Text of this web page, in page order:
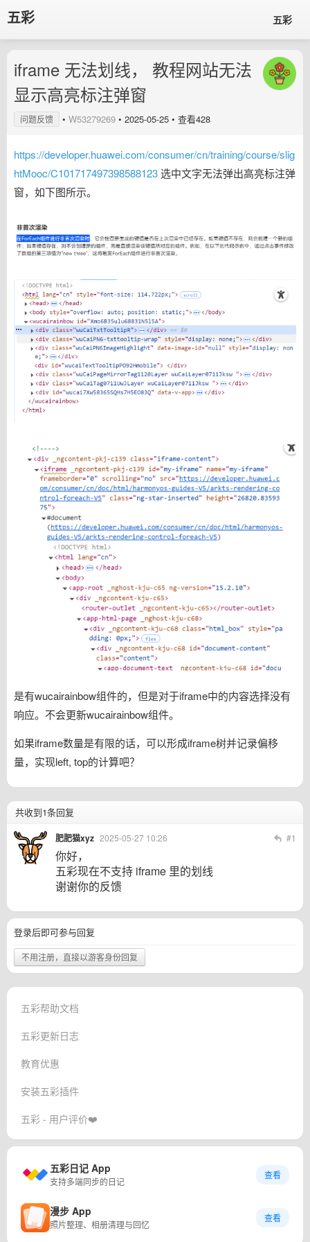
五彩 五彩
iframe 无法划线， 教程网站无法
显示高亮标注弹窗
问题反馈 • W53279269 • 2025-05-25 • 查看428
https://developer.huawei.com/consumer/cn/training/course/slig
htMooc/C101717497398588123选中文字无法弹出高亮标注弹
窗，如下图所示。
是有wucairainbow组件的，但是对于iframe中的内容选择没有
响应。不会更新wucairainbow组件。
如果iframe数量是有限的话，可以形成iframe树并记录偏移
量，实现left, top的计算吧？
共收到1条回复
肥肥猫xyz 2025-05-27 10:26 #1
你好，
五彩现在不支持 iframe 里的划线
谢谢你的反馈
登录后即可参与回复
不用注册，直接以游客身份回复
五彩帮助文档
五彩更新日志
教育优惠
安装五彩插件
五彩 - 用户评价❤️
五彩日记 App
支持多端同步的日记
查看
漫步 App
照片整理、相册清理与回忆
查看